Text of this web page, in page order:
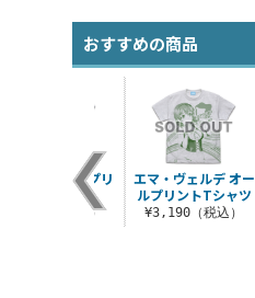
おすすめの商品
朝香果林 オールプリ
ントTシャツ
¥3,190（税込）
エマ・ヴェルデ オー
ルプリントTシャツ
¥3,190（税込）